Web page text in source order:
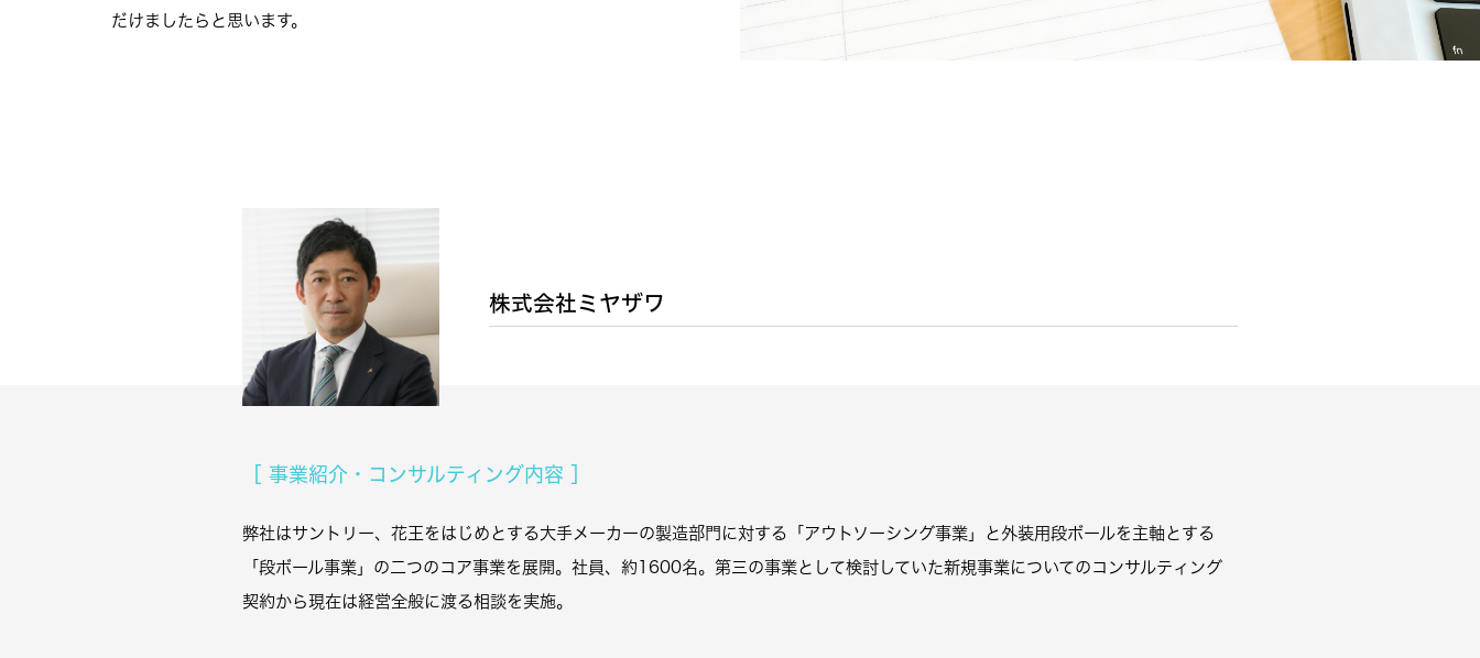
だけましたらと思います。
株式会社ミヤザワ
［ 事業紹介・コンサルティング内容 ］
弊社はサントリー、花王をはじめとする大手メーカーの製造部門に対する「アウトソーシング事業」と外装用段ボールを主軸とする
「段ボール事業」の二つのコア事業を展開。社員、約1600名。第三の事業として検討していた新規事業についてのコンサルティング
契約から現在は経営全般に渡る相談を実施。